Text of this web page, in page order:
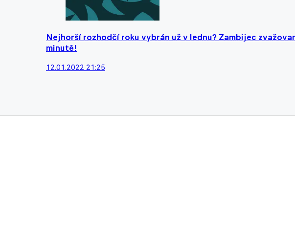
Nejhorší rozhodčí roku vybrán už v lednu? Zambijec
minutě!
12.01.2022 21:25